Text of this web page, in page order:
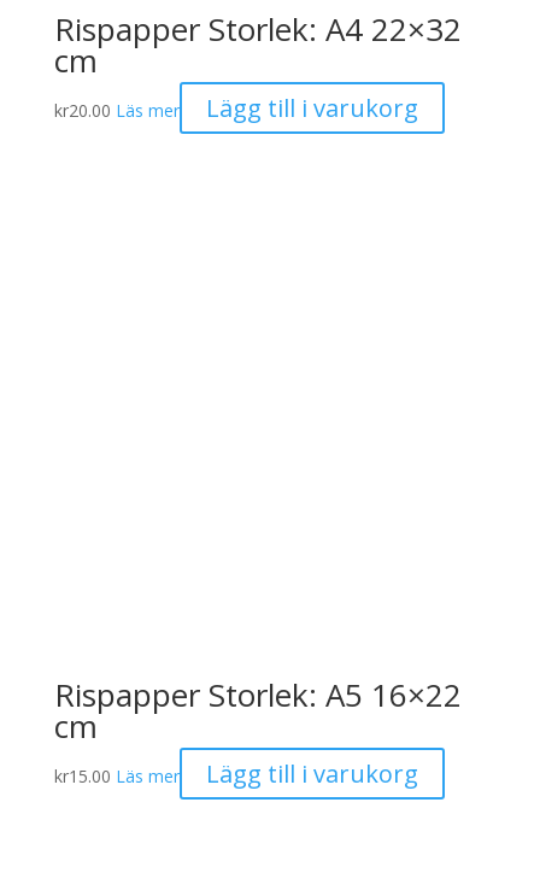
Rispapper Storlek: A4 22×32
cm
kr20.00 Läs mer Lägg till i varukorg
Rispapper Storlek: A5 16×22
cm
kr15.00 Läs mer Lägg till i varukorg